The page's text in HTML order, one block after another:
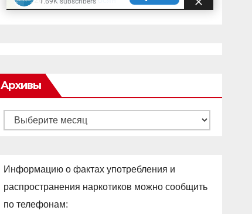
Архивы
Архивы
Информацию о фактах употребления и
распространения наркотиков можно сообщить
по телефонам: